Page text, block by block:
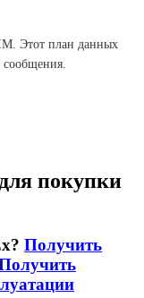
Этот план данных
сообщения.
покупки
Получить